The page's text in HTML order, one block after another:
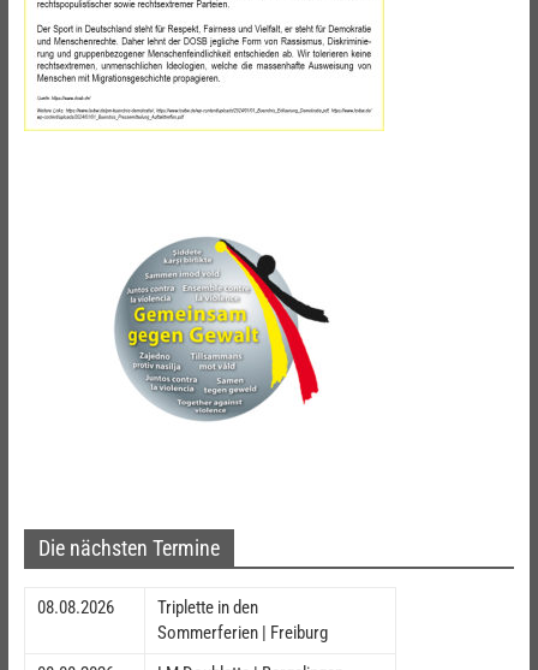
Die nächsten Termine
08.08.2026
Triplette in den
Sommerferien | Freiburg